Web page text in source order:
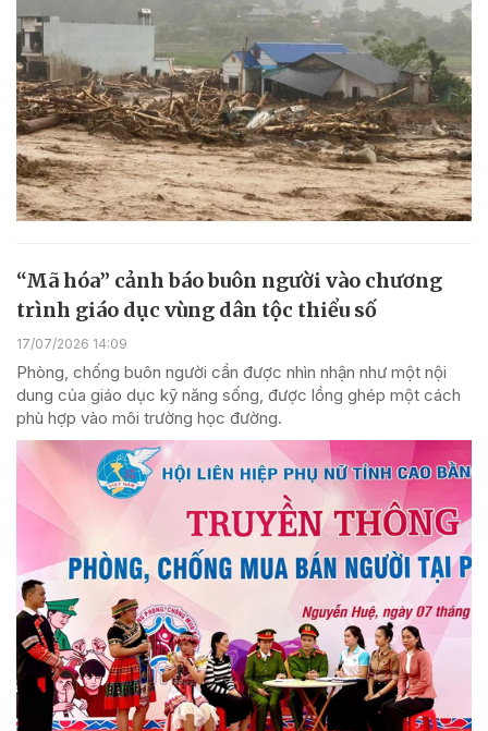
“Mã hóa” cảnh báo buôn người vào chương
trình giáo dục vùng dân tộc thiểu số
17/07/2026 14:09
Phòng, chống buôn người cần được nhìn nhận như một nội
dung của giáo dục kỹ năng sống, được lồng ghép một cách
phù hợp vào môi trường học đường.